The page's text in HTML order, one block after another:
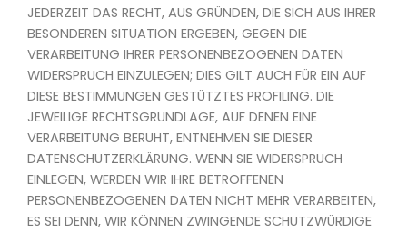
JEDERZEIT DAS RECHT, AUS GRÜNDEN, DIE SICH AUS IHRER
BESONDEREN SITUATION ERGEBEN, GEGEN DIE
VERARBEITUNG IHRER PERSONENBEZOGENEN DATEN
WIDERSPRUCH EINZULEGEN; DIES GILT AUCH FÜR EIN AUF
DIESE BESTIMMUNGEN GESTÜTZTES PROFILING. DIE
JEWEILIGE RECHTSGRUNDLAGE, AUF DENEN EINE
VERARBEITUNG BERUHT, ENTNEHMEN SIE DIESER
DATENSCHUTZERKLÄRUNG. WENN SIE WIDERSPRUCH
EINLEGEN, WERDEN WIR IHRE BETROFFENEN
PERSONENBEZOGENEN DATEN NICHT MEHR VERARBEITEN,
ES SEI DENN, WIR KÖNNEN ZWINGENDE SCHUTZWÜRDIGE